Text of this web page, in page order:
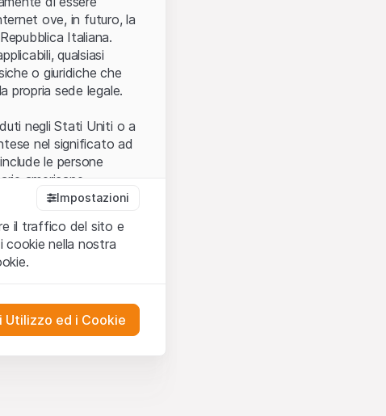
ove, in futuro, la
Italiana.
qualsiasi
o giuridiche che
propria sede legale.
negli Stati Uniti o a
nel significato ad
le persone
americane.
accettare le
Nel caso in
l’utilizzo del
del Sito”) contenuti o
né
Impostazioni
il traffico del sito e
cookie nella nostra
disattivati.ed i Cookie